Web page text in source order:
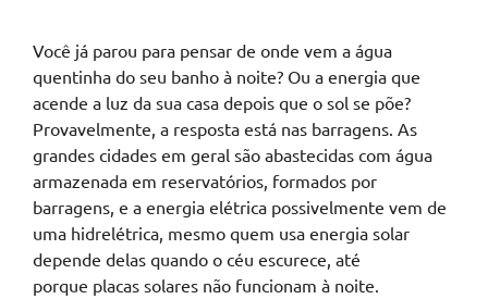
Você já parou para pensar de onde vem a água
quentinha do seu banho à noite? Ou a energia que
acende a luz da sua casa depois que o sol se põe?
Provavelmente, a resposta está nas barragens. As
grandes cidades em geral são abastecidas com água
armazenada em reservatórios, formados por
barragens, e a energia elétrica possivelmente vem de
uma hidrelétrica, mesmo quem usa energia solar
depende delas quando o céu escurece, até
porque placas solares não funcionam à noite.